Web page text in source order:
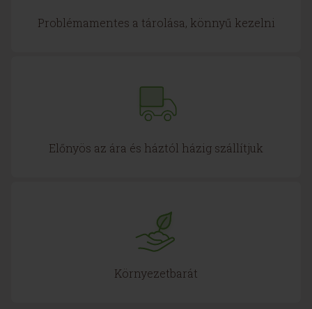
Problémamentes a tárolása, könnyű kezelni
Előnyös az ára és háztól házig szállítjuk
Környezetbarát